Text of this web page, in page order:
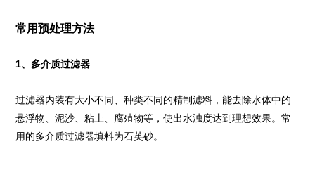
常用预处理方法
1、多介质过滤器
过滤器内装有大小不同、种类不同的精制滤料，能去除水体中的
悬浮物、泥沙、粘土、腐殖物等，使出水浊度达到理想效果。常
用的多介质过滤器填料为石英砂。